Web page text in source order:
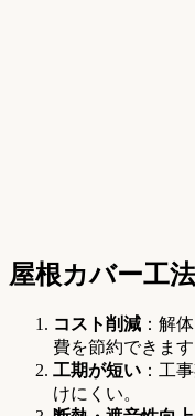
屋根カバー工
コスト削減 ：解
費を節約できます
工期が短い ：工
けにくい。